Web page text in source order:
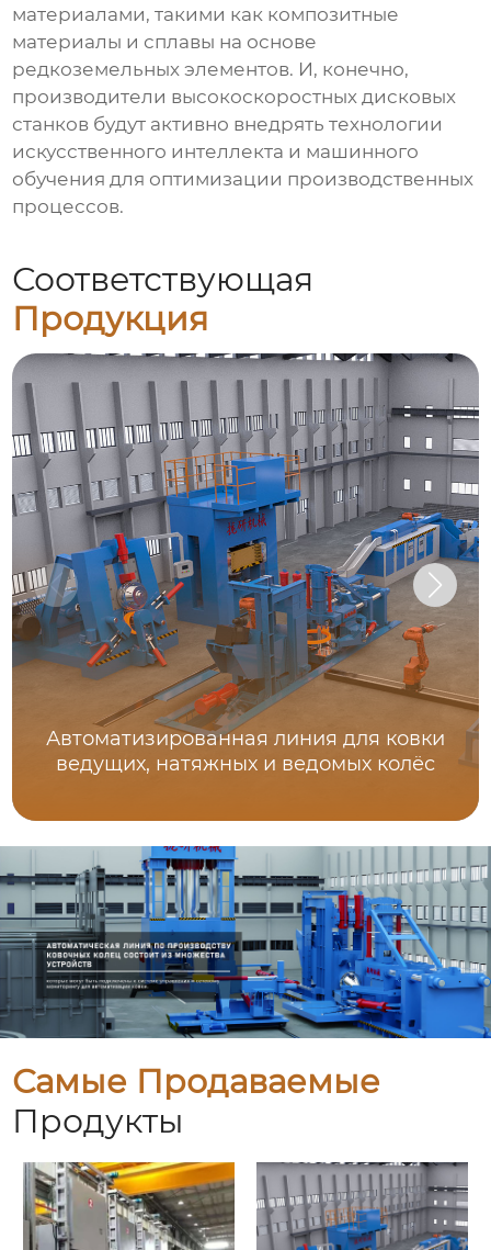
материалами, такими как композитные
материалы и сплавы на основе
редкоземельных элементов. И, конечно,
производители высокоскоростных дисковых
станков будут активно внедрять технологии
искусственного интеллекта и машинного
обучения для оптимизации производственных
процессов.
Соответствующая
Продукция
Автоматизированная линия для ковки
ведущих, натяжных и ведомых колёс
Самые Продаваемые
Продукты